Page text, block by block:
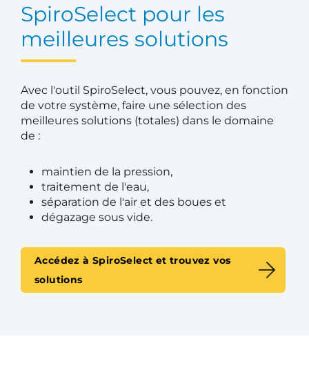
SpiroSelect pour les
meilleures solutions
Avec l'outil SpiroSelect, vous pouvez, en fonction
de votre système, faire une sélection des
meilleures solutions (totales) dans le domaine
de :
maintien de la pression,
traitement de l'eau,
séparation de l'air et des boues et
dégazage sous vide.
Accédez à SpiroSelect et trouvez vos
solutions